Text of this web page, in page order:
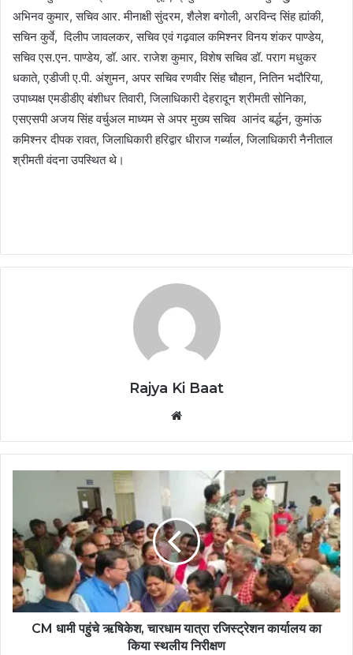
अभिनव कुमार, सचिव आर. मीनाक्षी सुंदरम, शैलेश बगोली, अरविन्द सिंह ह्यांकी,
सचिन कुर्वे, दिलीप जावलकर, सचिव एवं गढ़वाल कमिश्नर विनय शंकर पाण्डेय,
सचिव एस.एन. पाण्डेय, डॉ. आर. राजेश कुमार, विशेष सचिव डॉ. पराग मधुकर
धकाते, एडीजी ए.पी. अंशुमन, अपर सचिव रणवीर सिंह चौहान, नितिन भदौरिया,
उपाध्यक्ष एमडीडीए बंशीधर तिवारी, जिलाधिकारी देहरादून श्रीमती सोनिका,
एसएसपी अजय सिंह वर्चुअल माध्यम से अपर मुख्य सचिव आनंद बर्द्धन, कुमांऊ
कमिश्नर दीपक रावत, जिलाधिकारी हरिद्वार धीराज गर्ब्याल, जिलाधिकारी नैनीताल
श्रीमती वंदना उपस्थित थे।
Rajya Ki Baat
CM धामी पहुंचे ऋषिकेश, चारधाम यात्रा रजिस्ट्रेशन कार्यालय का
किया स्थलीय निरीक्षण